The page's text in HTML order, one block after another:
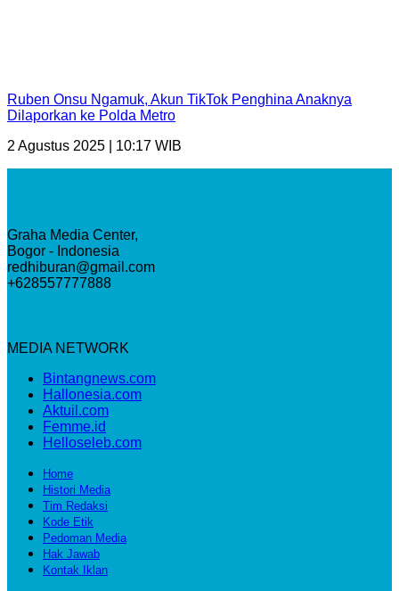
Ruben Onsu Ngamuk, Akun TikTok Penghina Anaknya
Dilaporkan ke Polda Metro
2 Agustus 2025 | 10:17 WIB
Graha Media Center,
Bogor - Indonesia
redhiburan@gmail.com
+628557777888
MEDIA NETWORK
Bintangnews.com
Hallonesia.com
Aktuil.com
Femme.id
Helloseleb.com
Home
Histori Media
Tim Redaksi
Kode Etik
Pedoman Media
Hak Jawab
Kontak Iklan